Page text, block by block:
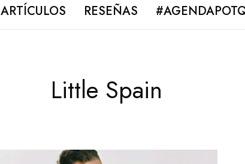
ARTÍCULOS RESEÑAS
Little Spain